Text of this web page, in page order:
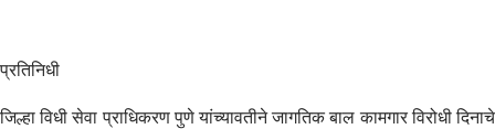
प्रतिनिधी
जिल्हा विधी सेवा प्राधिकरण पुणे यांच्यावतीने जागतिक बाल कामगार विरोधी दिनाचे